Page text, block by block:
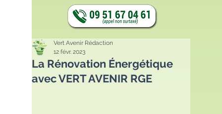
La Rénovation Énergétique
avec VERT AVENIR RGE
Vert Avenir Rédaction
12 févr. 2023